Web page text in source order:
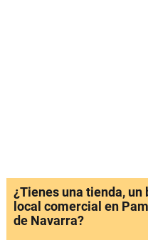
¿Tienes una tienda, un
local comercial en
de Navarra?